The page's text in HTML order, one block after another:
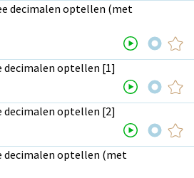
decimalen optellen (met
optellen [1]
optellen [2]
optellen (met